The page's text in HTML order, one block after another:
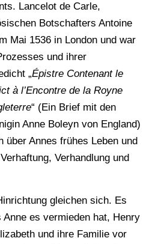
Lancelot de Carle,
Botschafters Antoine
Mai 1536 in London und war
und ihrer
„Épistre Contenant le
à l’Encontre de la Royne
“ (Ein Brief mit den
Anne Boleyn von England)
über Annes frühes Leben und
Verhandlung und
gleichen sich. Es
es vermieden hat, Henry
und ihre Familie vor